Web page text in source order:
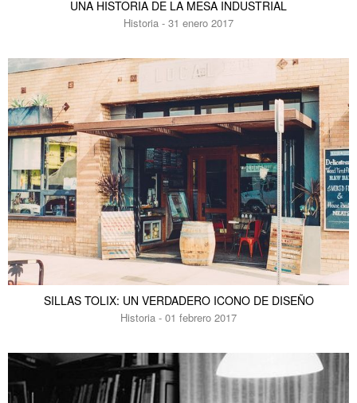
UNA HISTORIA DE LA MESA INDUSTRIAL
Historia - 31 enero 2017
SILLAS TOLIX: UN VERDADERO ICONO DE DISEÑO
Historia - 01 febrero 2017